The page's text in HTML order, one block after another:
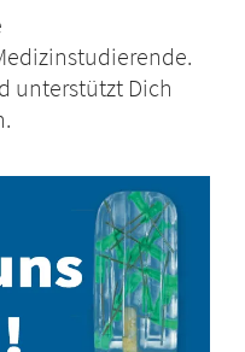
unterstützt Dich